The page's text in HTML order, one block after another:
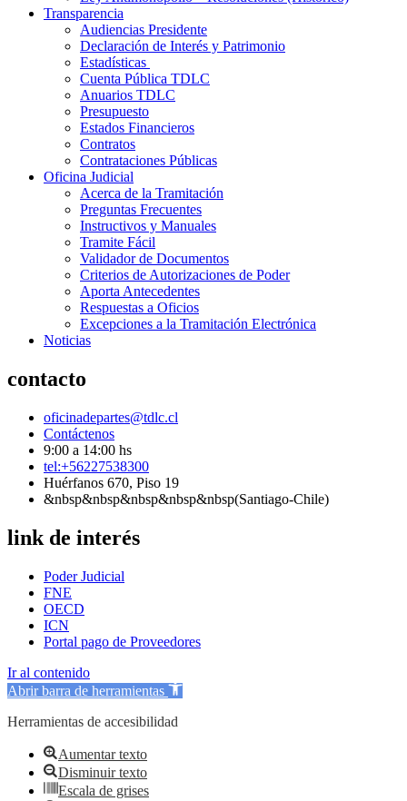
Transparencia
Audiencias Presidente
Declaración de Interés y Patrimonio
Estadísticas
Cuenta Pública TDLC
Anuarios TDLC
Presupuesto
Estados Financieros
Contratos
Contrataciones Públicas
Oficina Judicial
Acerca de la Tramitación
Preguntas Frecuentes
Instructivos y Manuales
Tramite Fácil
Validador de Documentos
Criterios de Autorizaciones de Poder
Aporta Antecedentes
Respuestas a Oficios
Excepciones a la Tramitación Electrónica
Noticias
contacto
oficinadepartes@tdlc.cl
Contáctenos
9:00 a 14:00 hs
tel:+56227538300
Huérfanos 670, Piso 19
&nbsp&nbsp&nbsp&nbsp&nbsp(Santiago-Chile)
link de interés
Poder Judicial
FNE
OECD
ICN
Portal pago de Proveedores
Ir al contenido
Abrir barra de herramientas
Herramientas de accesibilidad
Aumentar texto
Disminuir texto
Escala de grises